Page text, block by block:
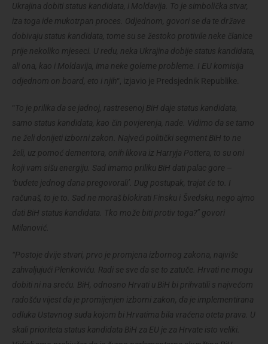
Ukrajina dobiti status kandidata, i Moldavija. To je simbolička stvar,
iza toga ide mukotrpan proces. Odjednom, govori se da te države
dobivaju status kandidata, tome su se žestoko protivile neke članice
prije nekoliko mjeseci. U redu, neka Ukrajina dobije status kandidata,
ali ona, kao i Moldavija, ima neke goleme probleme. I EU komisija
odjednom on board, eto i njih“, izjavio je Predsjednik Republike.
“To je prilika da se jadnoj, rastresenoj BiH daje status kandidata,
samo status kandidata, kao čin povjerenja, nade. Vidimo da se tamo
ne želi donijeti izborni zakon. Najveći politički segment BiH to ne
želi, uz pomoć dementora, onih likova iz Harryja Pottera, to su oni
koji vam sišu energiju. Sad imamo priliku BiH dati palac gore –
‘budete jednog dana pregovorali’. Dug postupak, trajat će to. I
računaš, to je to. Sad ne moraš blokirati Finsku i Švedsku, nego ajmo
dati BiH status kandidata. Tko može biti protiv toga?” govori
Milanović.
“Postoje dvije stvari, prvo je promjena izbornog zakona, najviše
zahvaljujući Plenkoviću. Radi se sve da se to zatuče. Hrvati ne mogu
dobiti ni na sreću. BiH, odnosno Hrvati u BiH bi prihvatili s najvećom
radošću vijest da je promijenjen izborni zakon, da je implementirana
odluka Ustavnog suda kojom bi Hrvatima bila vraćena oteta prava. U
skali prioriteta status kandidata BiH za EU je za Hrvate isto veliki.